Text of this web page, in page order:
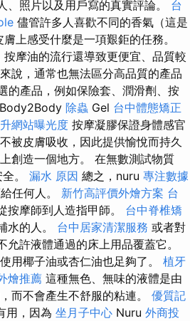
照片以及用戶寫的真實評論。 台
儘管許多人喜歡不同的香氣（這是
上感受什麼是一項艱鉅的任務。
摩油的流行還導致更便宜、品質較
說，通常也無法區分高品質的產品
的產品，例如保險套、潤滑劑、按
除蟲 Gel 台中體態矯正
網站曝光度 按摩凝膠保證身體感官
被皮膚吸收，因此提供愉悅而持久
創造一個地方。 在無數測試物質
。 漏水 原因 總之，nuru 專注數據
任何人。 新竹高評價外燴方案 台
按摩師到人造指甲師。 台中脊椎矯
水的人。 台中居家清潔服務 或者對
許液體通過的床上用品覆蓋它。
用椰子油或杏仁油也足夠了。 植牙
燴推薦 這種無色、無味的液體是由
而不會產生不舒服的粘連。 優質記
用，因為 坐月子中心 Nuru 外商投